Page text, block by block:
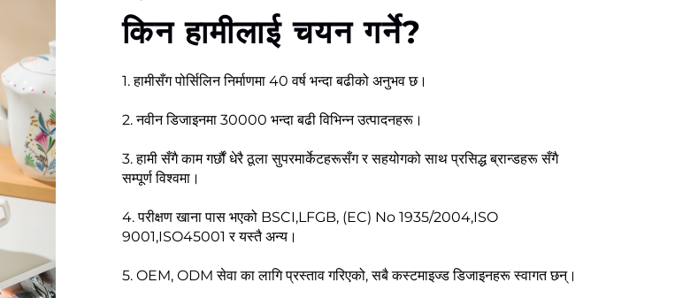
किन हामीलाई चयन गर्ने?
1. हामीसँग पोर्सिलिन निर्माणमा 40 वर्ष भन्दा बढीको अनुभव छ।
2. नवीन डिजाइनमा 30000 भन्दा बढी विभिन्न उत्पादनहरू।
3. हामी सँगै काम गर्छौं धेरै ठूला सुपरमार्केटहरूसँग र सहयोगको साथ प्रसिद्ध ब्रान्डहरू सँगै
सम्पूर्ण विश्वमा।
4. परीक्षण खाना पास भएको BSCI,LFGB, (EC) No 1935/2004,ISO
9001,ISO45001 र यस्तै अन्य।
5. OEM, ODM सेवा का लागि प्रस्ताव गरिएको, सबै कस्टमाइज्ड डिजाइनहरू स्वागत छन्।